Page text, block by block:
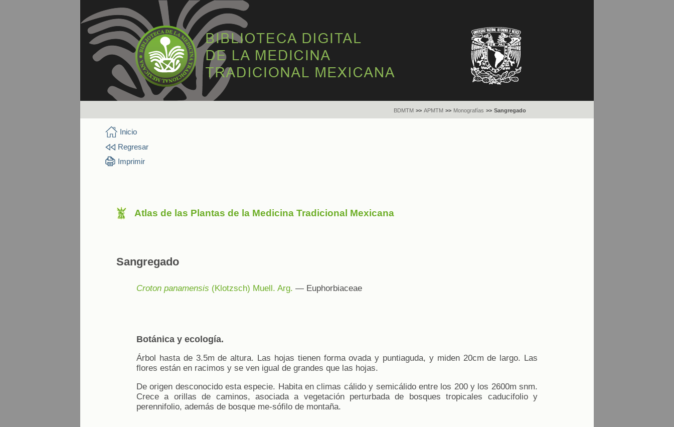
BDMTM >> APMTM >> Monografías >> Sangregado
Inicio
Regresar
Imprimir
Atlas de las Plantas de la Medicina Tradicional Mexicana
Sangregado
Croton panamensis (Klotzsch) Muell. Arg. — Euphorbiaceae
Botánica y ecología.
Árbol hasta de 3.5m de altura. Las hojas tienen forma ovada y puntiaguda, y miden 20cm de largo. Las
flores están en racimos y se ven igual de grandes que las hojas.
De origen desconocido esta especie. Habita en climas cálido y semicálido entre los 200 y los 2600m snm.
Crece a orillas de caminos, asociada a vegetación perturbada de bosques tropicales caducifolio y
perennifolio, además de bosque me-sófilo de montaña.